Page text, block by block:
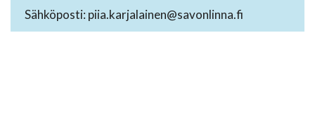
Sähköposti: piia.karjalainen@savonlinna.fi